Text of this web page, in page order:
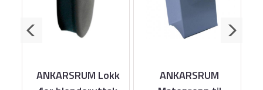
ANKARSRUM Lokk
ANKARSRUM